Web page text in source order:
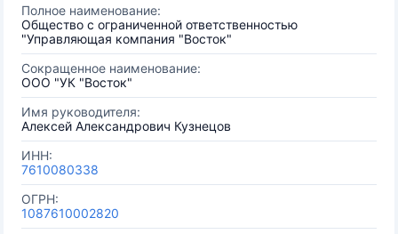
Полное наименование:
Общество с ограниченной ответственностью
"Управляющая компания "Восток"
Сокращенное наименование:
ООО "УК "Восток"
Имя руководителя:
Алексей Александрович Кузнецов
ИНН:
7610080338
ОГРН:
1087610002820